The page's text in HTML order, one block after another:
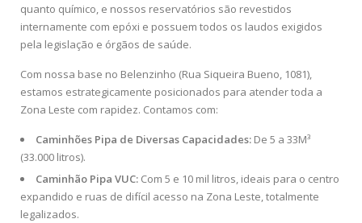
quanto químico, e nossos reservatórios são revestidos
internamente com epóxi e possuem todos os laudos exigidos
pela legislação e órgãos de saúde.
Com nossa base no Belenzinho (Rua Siqueira Bueno, 1081),
estamos estrategicamente posicionados para atender toda a
Zona Leste com rapidez. Contamos com:
Caminhões Pipa de Diversas Capacidades: De 5 a 33M³
(33.000 litros).
Caminhão Pipa VUC: Com 5 e 10 mil litros, ideais para o centro
expandido e ruas de difícil acesso na Zona Leste, totalmente
legalizados.